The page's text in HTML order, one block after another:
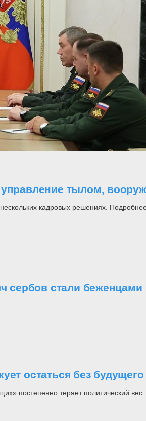
тылом,
кадровых решениях.
сербов стали беженцами
остаться без будущего
постепенно теряет политический вес.